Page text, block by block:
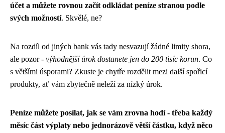
účet a můžete rovnou začít odkládat peníze stranou podle
svých možností. Skvělé, ne?
Na rozdíl od jiných bank vás tady nesvazují žádné limity shora,
ale pozor - výhodnější úrok dostanete jen do 200 tisíc korun. Co
s většími úsporami? Zkuste je chytře rozdělit mezi další spořicí
produkty, ať vám zbytečně neleží za nízký úrok.
Peníze můžete posílat, jak se vám zrovna hodí - třeba každý
měsíc část výplaty nebo jednorázově větší částku, když něco